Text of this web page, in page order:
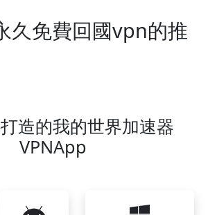
久免費回國vpn的推
造的我的世界加速器
VPNApp